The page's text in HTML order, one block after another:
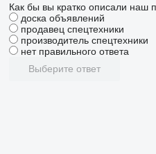
Как бы вы кратко описали наш
доска объявлений
продавец спецтехники
производитель спецтехники
нет правильного ответа
Выберите ответ